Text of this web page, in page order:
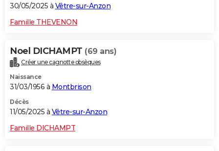
30/05/2025 à Vêtre-sur-Anzon
Famille THEVENON
Noel DICHAMPT (69 ans)
Créer une cagnotte obsèques
Naissance
31/03/1956 à Montbrison
Décès
11/05/2025 à Vêtre-sur-Anzon
Famille DICHAMPT